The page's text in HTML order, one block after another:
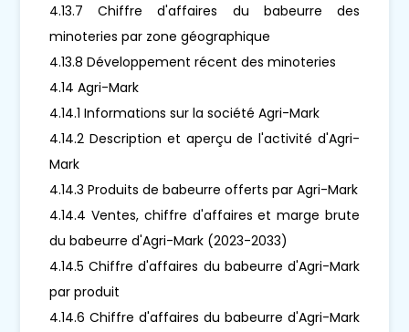
4.13.7 Chiffre d'affaires du babeurre des
minoteries par zone géographique
4.13.8 Développement récent des minoteries
4.14 Agri-Mark
4.14.1 Informations sur la société Agri-Mark
4.14.2 Description et aperçu de l'activité d'Agri-
Mark
4.14.3 Produits de babeurre offerts par Agri-Mark
4.14.4 Ventes, chiffre d'affaires et marge brute
du babeurre d'Agri-Mark (2023-2033)
4.14.5 Chiffre d'affaires du babeurre d'Agri-Mark
par produit
4.14.6 Chiffre d'affaires du babeurre d'Agri-Mark